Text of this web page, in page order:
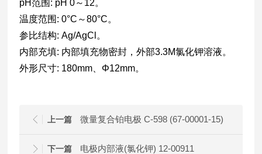
pH范围: pH 0～12。
温度范围: 0°C～80°C。
参比结构: Ag/AgCl。
内部充填: 内部填充物密封，外部3.3M氯化钾溶液。
外形尺寸: 180mm、Φ12mm。
上一篇 微量复合铂电极 C-598 (67-00001-15)
下一篇 电极内部液(氯化钾) 12-00911